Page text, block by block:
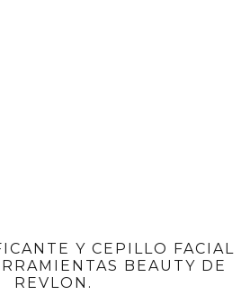
Y CEPILLO FACIAL
BEAUTY DE
REVLON.